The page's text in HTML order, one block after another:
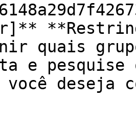
quais
e pesquise
você deseja